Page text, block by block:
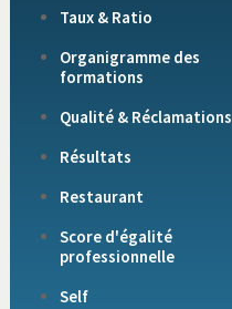
Taux & Ratio
Organigramme des
formations
Qualité & Réclamations
Résultats
Restaurant
Score d'égalité
professionnelle
Self